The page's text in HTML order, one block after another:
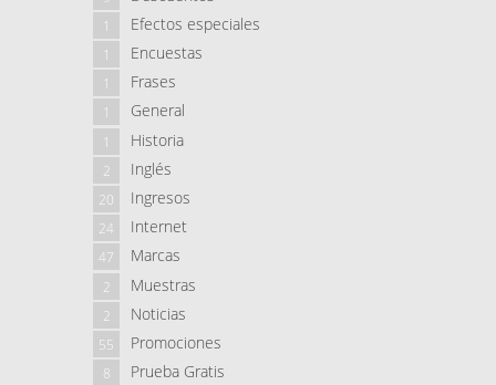
Efectos especiales
1
Encuestas
1
Frases
1
General
1
Historia
1
Inglés
2
Ingresos
20
Internet
24
Marcas
47
Muestras
2
Noticias
2
Promociones
55
Prueba Gratis
8